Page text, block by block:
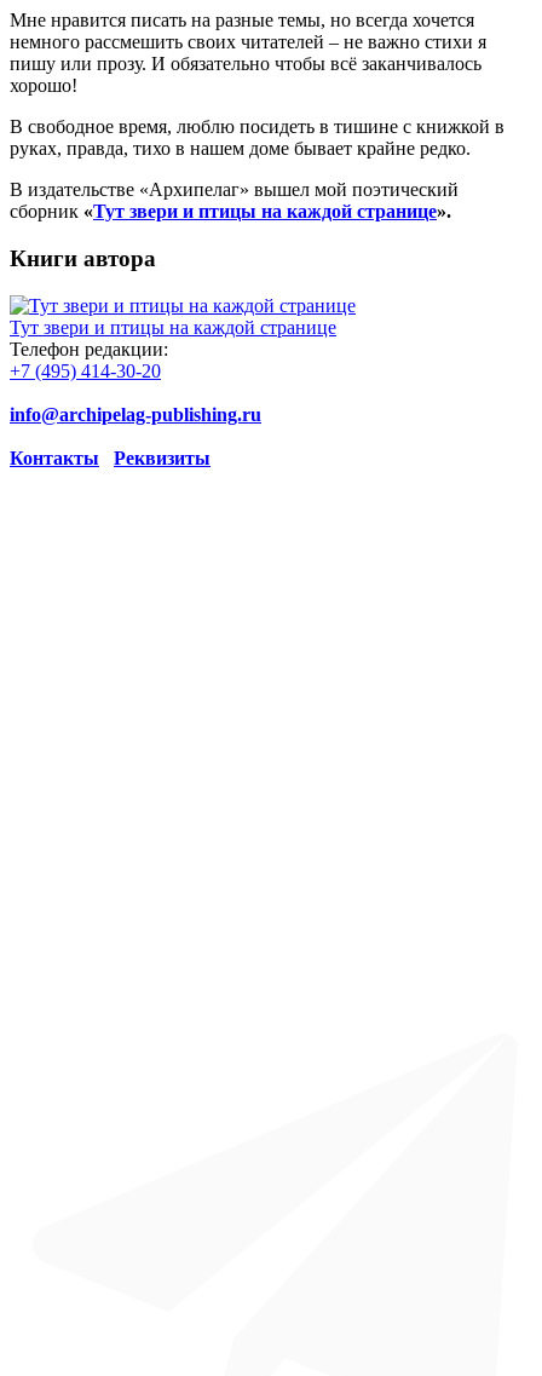
Мне нравится писать на разные темы, но всегда хочется
немного рассмешить своих читателей – не важно стихи я
пишу или прозу. И обязательно чтобы всё заканчивалось
хорошо!
В свободное время, люблю посидеть в тишине с книжкой в
руках, правда, тихо в нашем доме бывает крайне редко.
В издательстве «Архипелаг» вышел мой поэтический
сборник «Тут звери и птицы на каждой странице».
Книги автора
Тут звери и птицы на каждой странице
Телефон редакции:
+7 (495) 414-30-20
info@archipelag-publishing.ru
Контакты Реквизиты